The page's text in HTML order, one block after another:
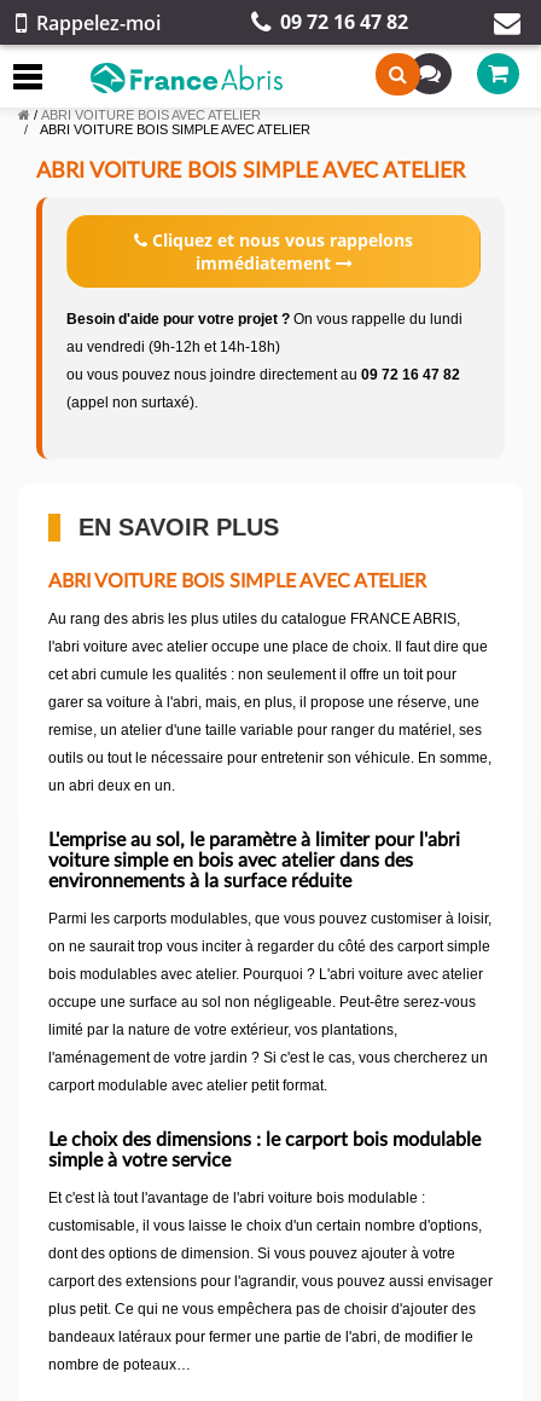
Rappelez-moi 09 72 16 47 82
/ ABRI VOITURE BOIS AVEC ATELIER
ABRI VOITURE BOIS SIMPLE AVEC ATELIER
ABRI VOITURE BOIS SIMPLE AVEC ATELIER
Cliquez et nous vous rappelons
immédiatement
Besoin d'aide pour votre projet ? On vous rappelle du lundi
au vendredi (9h-12h et 14h-18h)
ou vous pouvez nous joindre directement au 09 72 16 47 82
(appel non surtaxé).
EN SAVOIR PLUS
ABRI VOITURE BOIS SIMPLE AVEC ATELIER
Au rang des abris les plus utiles du catalogue FRANCE ABRIS,
l'abri voiture avec atelier occupe une place de choix. Il faut dire que
cet abri cumule les qualités : non seulement il offre un toit pour
garer sa voiture à l'abri, mais, en plus, il propose une réserve, une
remise, un atelier d'une taille variable pour ranger du matériel, ses
outils ou tout le nécessaire pour entretenir son véhicule. En somme,
un abri deux en un.
L'emprise au sol, le paramètre à limiter pour l'abri
voiture simple en bois avec atelier dans des
environnements à la surface réduite
Parmi les carports modulables, que vous pouvez customiser à loisir,
on ne saurait trop vous inciter à regarder du côté des carport simple
bois modulables avec atelier. Pourquoi ? L'abri voiture avec atelier
occupe une surface au sol non négligeable. Peut-être serez-vous
limité par la nature de votre extérieur, vos plantations,
l'aménagement de votre jardin ? Si c'est le cas, vous chercherez un
carport modulable avec atelier petit format.
Le choix des dimensions : le carport bois modulable
simple à votre service
Et c'est là tout l'avantage de l'abri voiture bois modulable :
customisable, il vous laisse le choix d'un certain nombre d'options,
dont des options de dimension. Si vous pouvez ajouter à votre
carport des extensions pour l'agrandir, vous pouvez aussi envisager
plus petit. Ce qui ne vous empêchera pas de choisir d'ajouter des
bandeaux latéraux pour fermer une partie de l'abri, de modifier le
nombre de poteaux…